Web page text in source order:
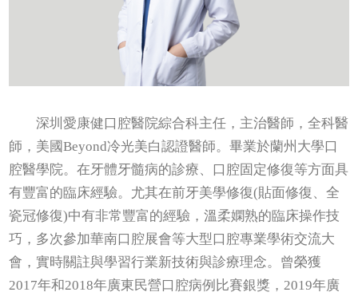
深圳愛康健口腔醫院綜合科主任，主治醫師，全科醫
師，美國Beyond冷光美白認證醫師。畢業於蘭州大學口
腔醫學院。在牙體牙髓病的診療、口腔固定修復等方面具
有豐富的臨床經驗。尤其在前牙美學修復(貼面修復、全
瓷冠修復)中有非常豐富的經驗，溫柔嫻熟的臨床操作技
巧，多次參加華南口腔展會等大型口腔專業學術交流大
會，實時關註與學習行業新技術與診療理念。曾榮獲
2017年和2018年廣東民營口腔病例比賽銀獎，2019年廣